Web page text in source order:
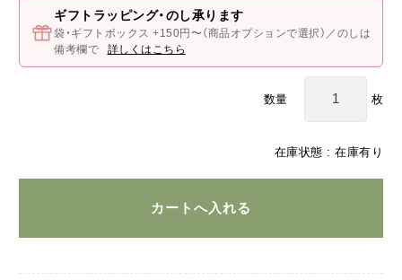
在庫状態 : 在庫有り
ギフトラッピング・のし承ります
袋・ギフトボックス +150円〜（商品オプションで選択）／のしは
備考欄で
詳しくはこちら
数量 枚